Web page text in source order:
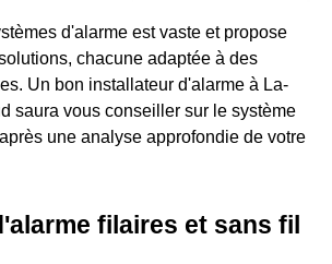
d'alarme est vaste et propose
chacune adaptée à des
Un bon installateur d'alarme à La-
saura vous conseiller sur le système
une analyse approfondie de votre
filaires et sans fil